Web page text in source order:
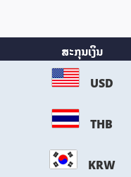
ສະກຸນເງິນ
USD
THB
KRW